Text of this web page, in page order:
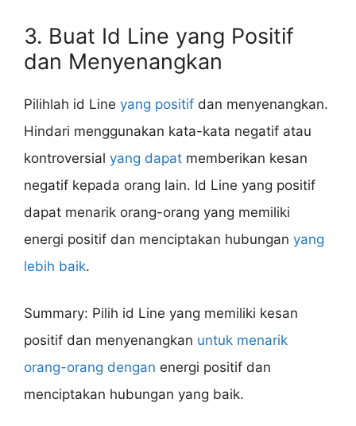
3. Buat Id Line yang Positif
dan Menyenangkan
Pilihlah id Line yang positif dan menyenangkan.
Hindari menggunakan kata-kata negatif atau
kontroversial yang dapat memberikan kesan
negatif kepada orang lain. Id Line yang positif
dapat menarik orang-orang yang memiliki
energi positif dan menciptakan hubungan yang
lebih baik.
Summary: Pilih id Line yang memiliki kesan
positif dan menyenangkan untuk menarik
orang-orang dengan energi positif dan
menciptakan hubungan yang baik.